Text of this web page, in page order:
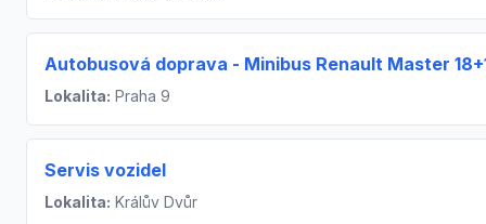
Autobusová doprava - Minibus Renault Master
Lokalita: Praha 9
Servis vozidel
Lokalita: Králův Dvůr